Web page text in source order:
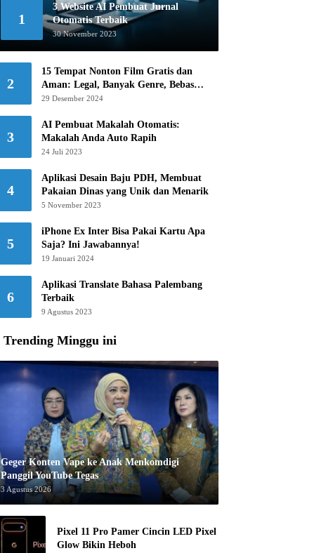
1
3 Website AI Pembuat Jurnal
Otomatis Terbaik
30 November 2023
2
15 Tempat Nonton Film Gratis dan
Aman: Legal, Banyak Genre, Bebas
Khawatir!
29 Desember 2024
3
AI Pembuat Makalah Otomatis:
Makalah Anda Auto Rapih
24 Juli 2023
4
Aplikasi Desain Baju PDH, Membuat
Pakaian Dinas yang Unik dan Menarik
5 November 2023
5
iPhone Ex Inter Bisa Pakai Kartu Apa
Saja? Ini Jawabannya!
19 Januari 2024
6
Aplikasi Translate Bahasa Palembang
Terbaik
9 Agustus 2023
Trending Minggu ini
Geger Konten Vape ke Anak Menkomdigi
Panggil YouTube Tegas
3 Agustus 2026
Pixel 11 Pro Pamer Cincin LED Pixel
Glow Bikin Heboh